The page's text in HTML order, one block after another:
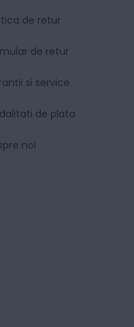
de retur
de retur
si service
de plata
noi